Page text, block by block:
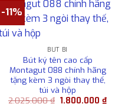
-11%
BÚT BI
Bút ký tên cao cấp
Montagut 088 chính hãng
tặng kèm 3 ngòi thay thế,
túi và hộp
2.025.000₫ Giá
1.800.000₫Giá